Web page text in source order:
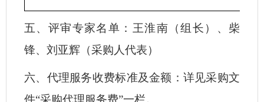
五、评审专家名单 ： 王淮南 （组长 ）、 柴
锋、刘亚辉（采购人代表）
六、代理服务收费标准及金额 ： 详见采购文